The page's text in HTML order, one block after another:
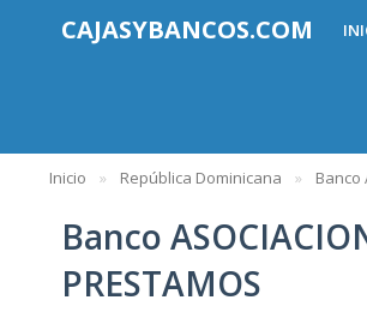
CAJASYBANCOS.COM
Inicio República Dominicana Banco
Banco
PRESTAMOS